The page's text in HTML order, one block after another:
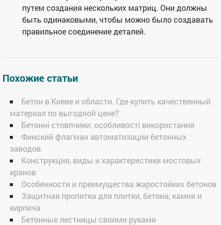
путем создания нескольких матриц. Они должны
быть одинаковыми, чтобы можно было создавать
правильное соединение деталей.
Похожие статьи
Бетон в Киеве и области. Где купить качественный
материал по выгодной цене?
Бетонні стовпчики: особливості використання
Финский флагман автоматизации бетонных
заводов
Конструкция, виды и характеристики мостовых
кранов
Особенности и преимущества жаростойких бетонов
Защитная пропитка для плитки, бетона, камня и
кирпича
Бетонные лестницы своими руками